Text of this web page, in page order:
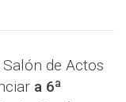
de Actos
a 6ª